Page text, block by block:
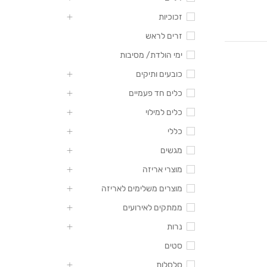
זכוכיות
זרים לראש
ימי הולדת/ מסיבות
כובעים ותיקים
כלים חד פעמיים
כלים למילוי
כללי
מגשים
מוצרי אריזה
מוצרים משלימים לאריזה
ממתקים לאירועים
נרות
סטים
סלסלות